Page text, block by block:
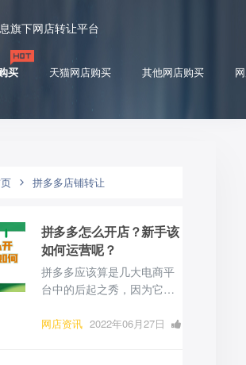
旗下网店转让平台
买 天猫网店购买 其他网店购买
拼多多店铺转让
拼多多怎么开店？新手该
如何运营呢？
拼多多应该算是几大电商平
台中的后起之秀，因为它独
人气也是非常火爆的。很多
网店资讯 2022年06月27日